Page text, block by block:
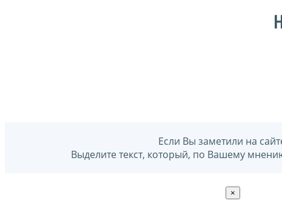
Если Вы заметили на
Выделите текст, который, по Вашему
×